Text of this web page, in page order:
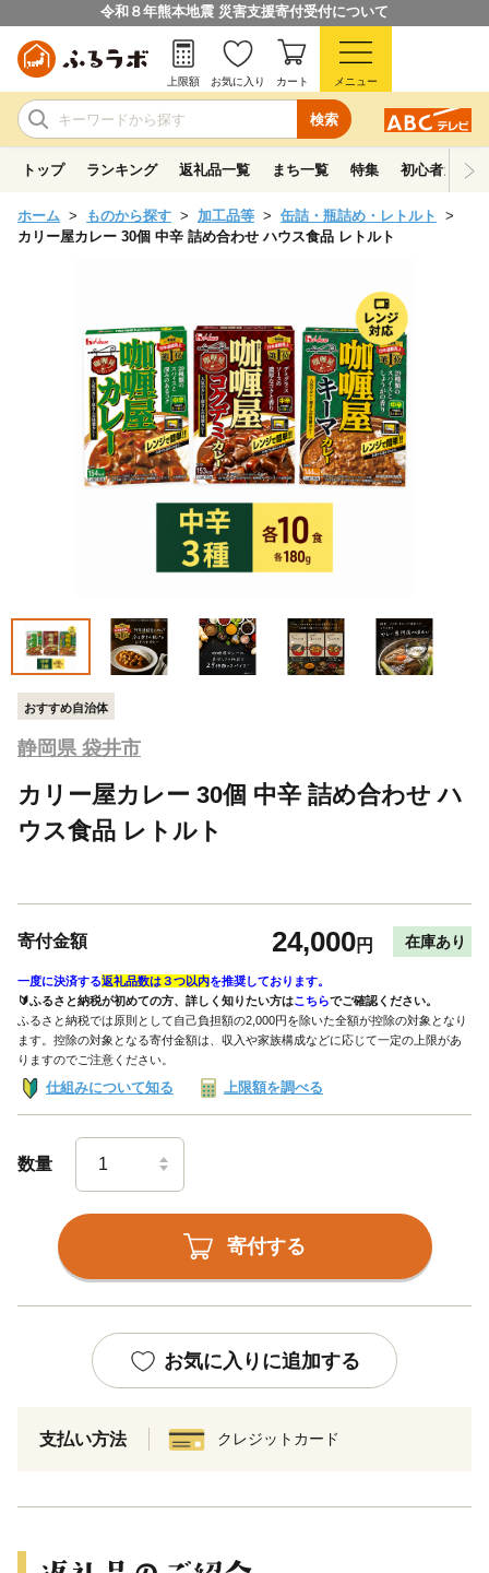
令和８年熊本地震 災害支援寄付受付について
検索
上限額 お気に入り カート メニュー
トップ ランキング 返礼品一覧 まち一覧 特集 初心者ガイド
ホーム ものから探す 加工品等
缶詰・瓶詰め・レトルト
カリー屋カレー 30個 中辛 詰め合わせ ハウス食品 レトルト
おすすめ自治体
静岡県 袋井市
カリー屋カレー 30個 中辛 詰め合わせ ハ
ウス食品 レトルト
寄付金額 24,000円 在庫あり
一度に決済する返礼品数は３つ以内を推奨しております。
🔰ふるさと納税が初めての方、詳しく知りたい方はこちらでご確認ください。
ふるさと納税では原則として自己負担額の2,000円を除いた全額が控除の対象となり
ます。控除の対象となる寄付金額は、収入や家族構成などに応じて一定の上限があ
りますのでご注意ください。
仕組みについて知る 上限額を調べる
数量
寄付する
お気に入りに追加する
支払い方法 クレジットカード